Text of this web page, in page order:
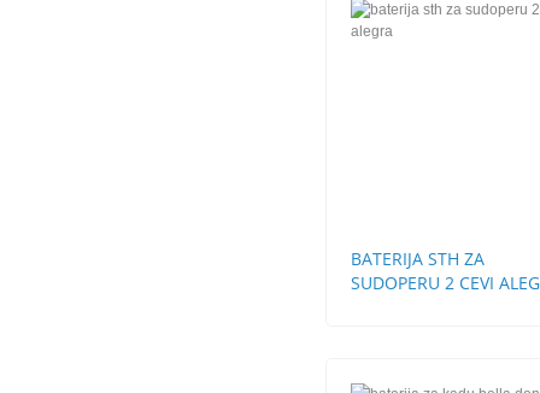
BATERIJA STH ZA
SUDOPERU 2 CEVI